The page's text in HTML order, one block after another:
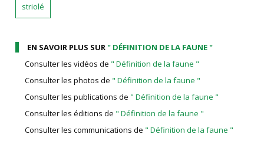
striolé
EN SAVOIR PLUS SUR" DÉFINITION DE LA FAUNE "
Consulter les vidéos de " Définition de la faune "
Consulter les photos de " Définition de la faune "
Consulter les publications de " Définition de la faune "
Consulter les éditions de " Définition de la faune "
Consulter les communications de " Définition de la faune "